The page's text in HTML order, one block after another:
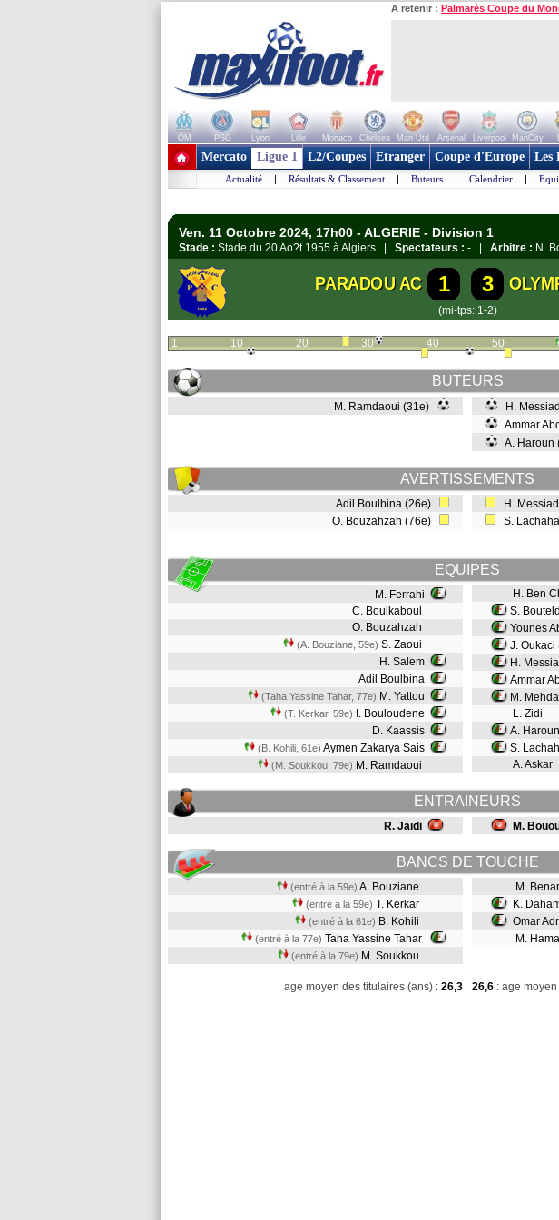
A retenir : Palmarès Coupe du
OM PSG Lyon Lille Monaco Chelsea Man Utd Arsenal Liverpool ManCity
+ de clubs
Mercato Ligue 1 L2/Coupes Etranger Coupe d'Europe Les
Actualité | Résultats & Classement | Buteurs | Calendrier |
Ven. 11 Octobre 2024, 17h00 - ALGERIE - Division 1
Stade : Stade du 20 Ao?t 1955 à Algiers | Spectateurs : - | Arbitre : N.
PARADOU AC 1 3
(mi-tps: 1-2)
1 10 20 30 40 50
BUTEURS
M. Ramdaoui (31e)
H.
Ammar
A. Haroun
AVERTISSEMENTS
Adil Boulbina (26e)
O. Bouzahzah (76e)
H.
S.
EQUIPES
M. Ferrahi
C. Boulkaboul
O. Bouzahzah
(A. Bouziane, 59e) S. Zaoui
H. Salem
Adil Boulbina
(Taha Yassine Tahar, 77e) M. Yattou
(T. Kerkar, 59e)
I. Bouloudene
D. Kaassis
(B. Kohili, 61e) Aymen Zakarya Sais
(M. Soukkou, 79e) M. Ramdaoui
H. Ben
S.
Younes
J. Oukaci
H.
Ammar
M.
L. Zidi
A. Haroun
S.
A. Askar
ENTRAINEURS
R. Jaïdi M.
BANCS DE TOUCHE
(entré à la 59e) A. Bouziane
(entré à la 59e) T. Kerkar
(entré à la 61e) B. Kohili
(entré à la 77e) Taha Yassine Tahar
(entré à la 79e) M. Soukkou
M.
K.
Omar
M.
age moyen des titulaires (ans) : 26,3 26,6 : age